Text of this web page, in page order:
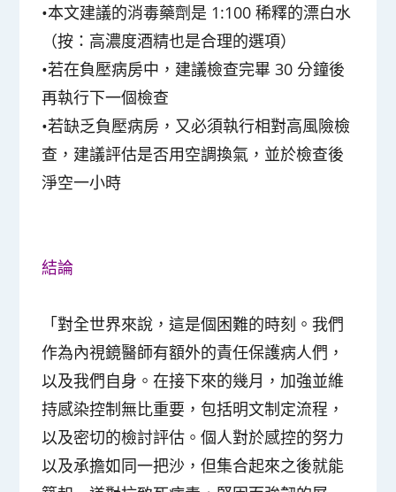
•本文建議的消毒藥劑是 1:100 稀釋的漂白水
（按：高濃度酒精也是合理的選項）
•若在負壓病房中，建議檢查完畢 30 分鐘後
再執行下一個檢查
•若缺乏負壓病房，又必須執行相對高風險檢
查，建議評估是否用空調換氣，並於檢查後
淨空一小時
結論
「對全世界來說，這是個困難的時刻。我們
作為內視鏡醫師有額外的責任保護病人們，
以及我們自身。在接下來的幾月，加強並維
持感染控制無比重要，包括明文制定流程，
以及密切的檢討評估。個人對於感控的努力
以及承擔如同一把沙，但集合起來之後就能